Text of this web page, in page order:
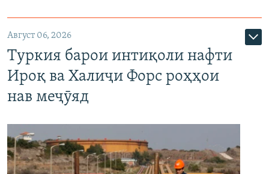
Август 06, 2026
Туркия барои интиқоли нафти
Ироқ ва Халиҷи Форс роҳҳои
нав меҷӯяд